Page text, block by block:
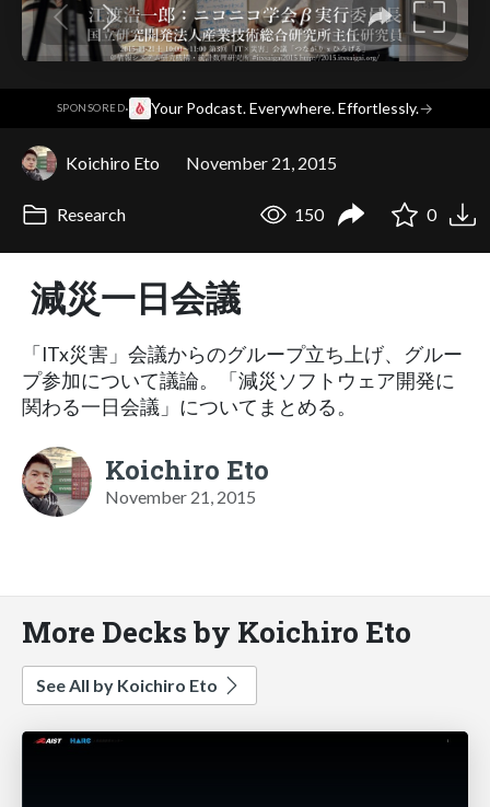
SPONSORED· Your Podcast. Everywhere. Effortlessly.→
Koichiro Eto November 21, 2015
Research 150 0
減災一日会議
「ITx災害」会議からのグループ立ち上げ、グルー
プ参加について議論。「減災ソフトウェア開発に
関わる一日会議」についてまとめる。
Koichiro Eto
November 21, 2015
More Decks by Koichiro Eto
See All by Koichiro Eto